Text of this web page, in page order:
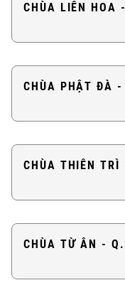
CHÙA LIÊN HOA
CHÙA PHẬT ĐÀ -
CHÙA THIÊN TRÌ
CHÙA TỪ ÂN -